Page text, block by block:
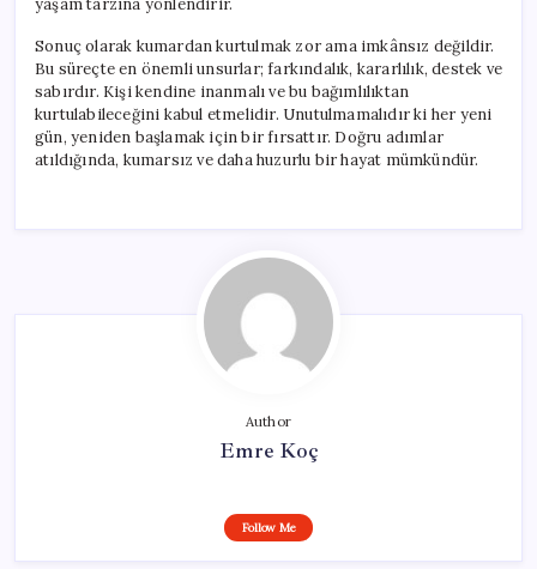
Sonuç olarak kumardan kurtulmak zor ama imkânsız değildir.
Bu süreçte en önemli unsurlar; farkındalık, kararlılık, destek ve
sabırdır. Kişi kendine inanmalı ve bu bağımlılıktan
kurtulabileceğini kabul etmelidir. Unutulmamalıdır ki her yeni
gün, yeniden başlamak için bir fırsattır. Doğru adımlar
atıldığında, kumarsız ve daha huzurlu bir hayat mümkündür.
Author
Emre Koç
Follow Me